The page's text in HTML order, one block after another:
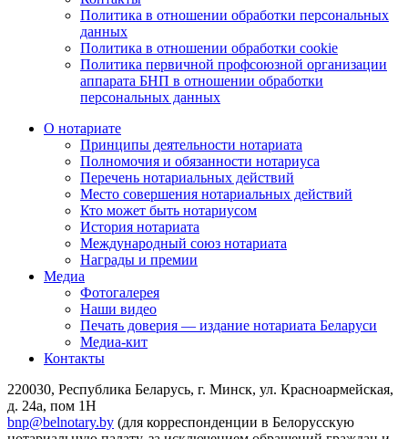
Политика в отношении обработки персональных
данных
Политика в отношении обработки cookie
Политика первичной профсоюзной организации
аппарата БНП в отношении обработки
персональных данных
О нотариате
Принципы деятельности нотариата
Полномочия и обязанности нотариуса
Перечень нотариальных действий
Место совершения нотариальных действий
Кто может быть нотариусом
История нотариата
Международный союз нотариата
Награды и премии
Медиа
Фотогалерея
Наши видео
Печать доверия — издание нотариата Беларуси
Медиа-кит
Контакты
220030, Республика Беларусь, г. Минск, ул. Красноармейская,
д. 24а, пом 1Н
bnp@belnotary.by (для корреспонденции в Белорусскую